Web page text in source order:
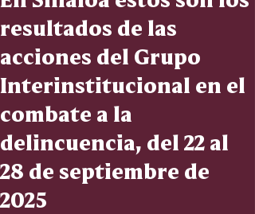
resultados de las
acciones del Grupo
Interinstitucional en el
combate a la
delincuencia, del 22 al
28 de septiembre de
2025